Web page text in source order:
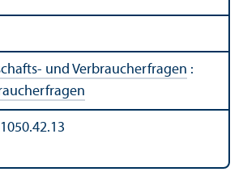
und Verbraucherfragen :